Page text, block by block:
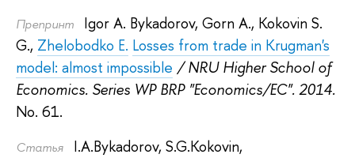
Препринт Igor A. Bykadorov, Gorn A., Kokovin S.
G., Zhelobodko E. Losses from trade in Krugman's
model: almost impossible / NRU Higher School of
Economics. Series WP BRP "Economics/EC". 2014.
No. 61.
Статья I.A.Bykadorov, S.G.Kokovin,